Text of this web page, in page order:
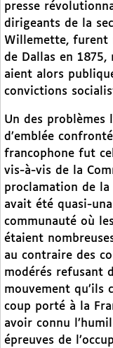
presse
dirigeants de la
Willemette, furent
de Dallas en
aient alors
convictions
Un des problèmes
d’emblée
francophone fut
vis-à-vis de la
proclamation de
avait été quasi-
communauté où
étaient
au contraire des
modérés refusant
mouvement qu’ils
coup porté à la
avoir connu
épreuves de